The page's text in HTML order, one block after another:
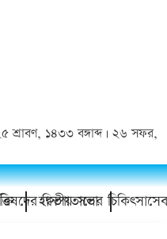
শ্রাবণ, ১৪৩৩ বঙ্গাব্দ | ২৬ সফর,
হাসপাতালের
দ্বিতীয় সভা